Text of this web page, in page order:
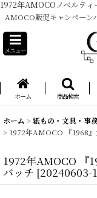
1972年AMOCOノベルテ
AMOCO販促キャンペー
メニュー
ホーム 商品検索
ホーム > 紙もの・文具・事
> 1972年AMOCO 『1968
1972年AMOCO 『
バッチ [20240603-